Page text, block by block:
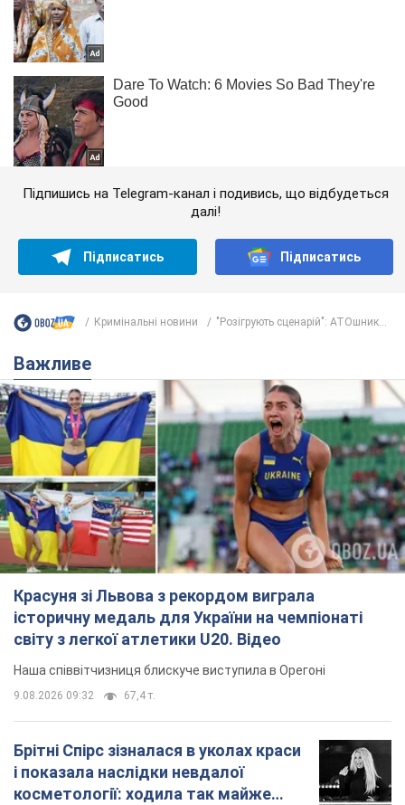
Підпишись на Telegram-канал і подивись, що відбудеться
далі!
Підписатись Підписатись
Кримінальні новини "Розігрують сценарій": АТОшник...
Важливе
Красуня зі Львова з рекордом виграла
історичну медаль для України на чемпіонаті
світу з легкої атлетики U20. Відео
Наша співвітчизниця блискуче виступила в Орегоні
9.08.2026 09:32 67,4 т.
Брітні Спірс зізналася в уколах краси
і показала наслідки невдалої
косметології: ходила так майже